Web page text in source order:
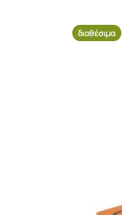
διαθέσιμα